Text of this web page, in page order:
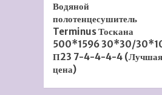
Водяной
полотенцесушитель
Terminus Тоскана
500*1596 30*30/
П23 7-4-4-4-4 (Лучшая
цена)